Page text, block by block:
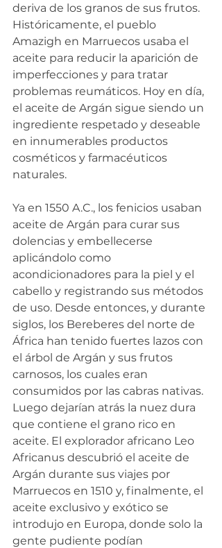
deriva de los granos de sus frutos.
Históricamente, el pueblo
Amazigh en Marruecos usaba el
aceite para reducir la aparición de
imperfecciones y para tratar
problemas reumáticos. Hoy en día,
el aceite de Argán sigue siendo un
ingrediente respetado y deseable
en innumerables productos
cosméticos y farmacéuticos
naturales.
Ya en 1550 A.C., los fenicios usaban
aceite de Argán para curar sus
dolencias y embellecerse
aplicándolo como
acondicionadores para la piel y el
cabello y registrando sus métodos
de uso. Desde entonces, y durante
siglos, los Bereberes del norte de
África han tenido fuertes lazos con
el árbol de Argán y sus frutos
carnosos, los cuales eran
consumidos por las cabras nativas.
Luego dejarían atrás la nuez dura
que contiene el grano rico en
aceite. El explorador africano Leo
Africanus descubrió el aceite de
Argán durante sus viajes por
Marruecos en 1510 y, finalmente, el
aceite exclusivo y exótico se
introdujo en Europa, donde solo la
gente pudiente podían